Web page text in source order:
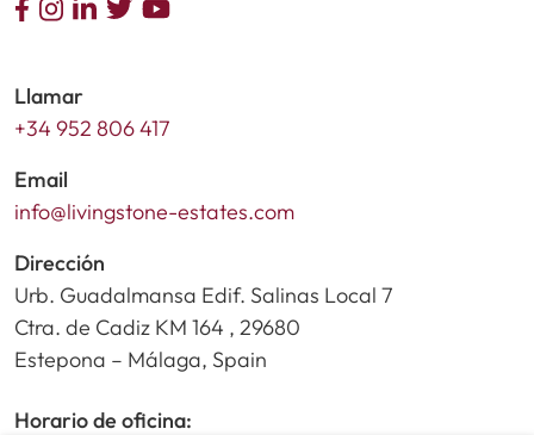
Llamar
+34 952 806 417
Email
info@livingstone-estates.com
Dirección
Urb. Guadalmansa Edif. Salinas Local 7
Ctra. de Cadiz KM 164 , 29680
Estepona – Málaga, Spain
Horario de oficina: